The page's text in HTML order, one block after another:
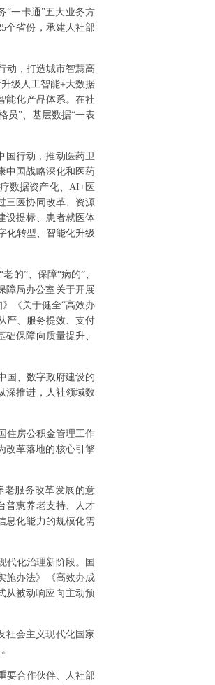
“一卡通”五大业务方
个省份，承建人社部
动，打造城市智慧高
级人工智能+大数据
能化产品体系。在社
员”、基层数据“一表
国行动，推动医药卫
中国战略深化和医药
数据资产化、AI+医
三医协同改革、资源
设提标、患者就医体
化转型、智能化升级
的”、保障“病的”、
障局办公室关于开展
《关于健全“高效办
严、服务提效、支付
保障向质量提升、
国、数字政府建设的
深推进，人社领域数
住房公积金管理工作
改革落地的核心引擎
老服务改革发展的意
普惠养老支持、人才
息化能力的规模化需
代化治理新阶段。国
施办法》《高效办成
从被动响应向主动预
社会主义现代化国家
要合作伙伴、人社部